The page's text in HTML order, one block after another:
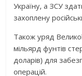
Україну, а ЗСУ
захоплену
Також уряд
мільярд фунтів
доларів) для
операцій.